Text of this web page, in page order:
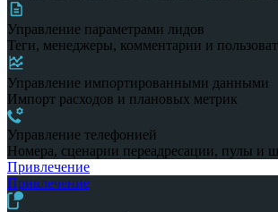
Управление параметрами лидов
Теги, менеджеры, комментарии и
Управление импортированными данными
Импорт расходов и плановых метрик
Управление телефонией
Номера, сценарии переадресации, пулы и
Привлечение
Привлечение